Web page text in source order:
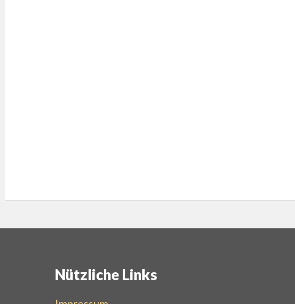
Nützliche Links